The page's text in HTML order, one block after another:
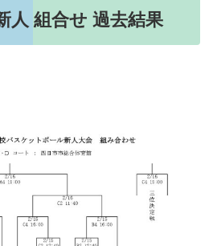
人 組合せ 過去結果